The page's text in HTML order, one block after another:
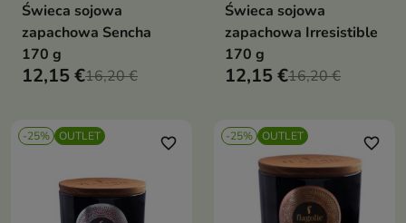
Świeca sojowa
zapachowa Sencha
170 g
12,15 €16,20 €
Świeca sojowa
zapachowa Irresistible
170 g
12,15 €16,20 €
-25% OUTLET favorite_border -25% OUTLET favorite_border